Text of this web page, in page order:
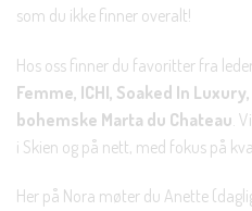
som du ikke finner overalt!
Hos oss finner du favoritter fra
Femme, ICHI, Soaked In
bohemske Marta du Chateau .
i Skien og på nett, med fokus på
Her på Nora møter du Anette